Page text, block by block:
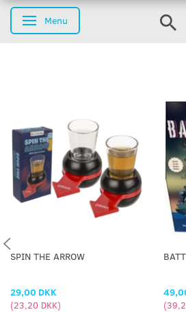
Skifte navigation
Menu
SPIN THE ARROW
29,00 DKK
(23,20 DKK) (